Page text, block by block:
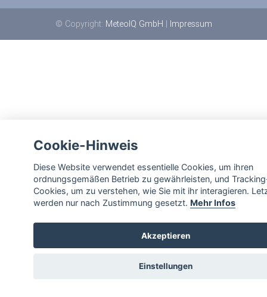
© Copyright: MeteoIQ GmbH | Impressum
Cookie-Hinweis
Diese Website verwendet essentielle Cookies, um ihren
ordnungsgemäßen Betrieb zu gewährleisten, und
Cookies, um zu verstehen, wie Sie mit ihr interagieren.
werden nur nach Zustimmung gesetzt. Mehr Infos
Akzeptieren
Einstellungen